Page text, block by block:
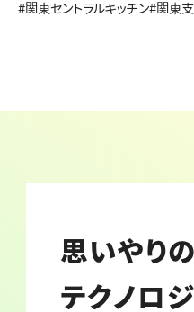
#関東セントラルキッチン#関東
思いやりの
テクノロ